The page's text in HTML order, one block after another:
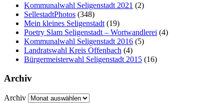
Kommunalwahl Seligenstadt 2021 (2)
SellestadtPhotos (348)
Mein kleines Seligenstadt (19)
Poetry Slam Seligenstadt – Wortwandlerei (4)
Kommunalwahl Seligenstadt 2016 (5)
Landratswahl Kreis Offenbach (4)
Bürgermeisterwahl Seligenstadt 2015 (16)
Archiv
Archiv